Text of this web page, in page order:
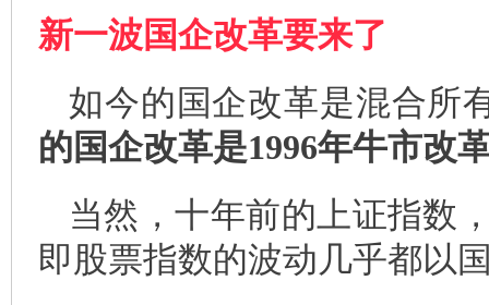
新一波国企改革要来了
如今的国企改革是混合所
的国企改革是1996年牛市改
当然，十年前的上证指数
即股票指数的波动几乎都以